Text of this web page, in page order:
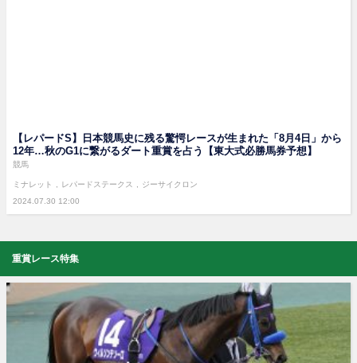
【レパードS】日本競馬史に残る驚愕レースが生まれた「8月4日」から
12年…秋のG1に繋がるダート重賞を占う【東大式必勝馬券予想】
2024.07.30 12:00
競馬
ミナレット レパードステークス ジーサイクロン
重賞レース特集